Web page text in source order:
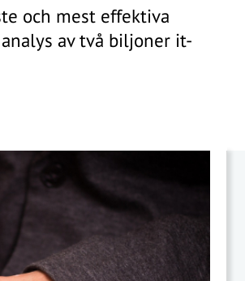
och mest effektiva
av två biljoner it-